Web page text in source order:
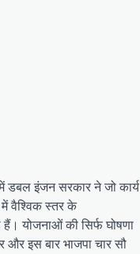
डबल इंजन सरकार ने जो कार्य
वैश्विक स्तर के
योजनाओं की सिर्फ घोषणा
इस बार भाजपा चार सौ